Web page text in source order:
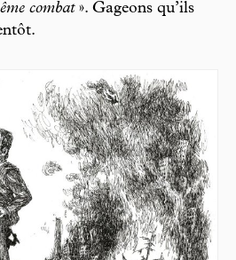
combat». Gageons qu’ils